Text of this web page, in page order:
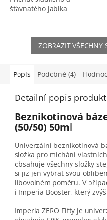
šťavnatého jablka
ZOBRAZIT VŠECHNY
Popis Podobné (4)
Detailní popis
Beznikotinová
(50/50) 50ml
Univerzální beznikotinová
složka pro míchání
obsahuje všechny složky
si již jen vybrat svou
libovolném poměru. V
i Imperia Booster, který
Imperia ZERO Fifty je